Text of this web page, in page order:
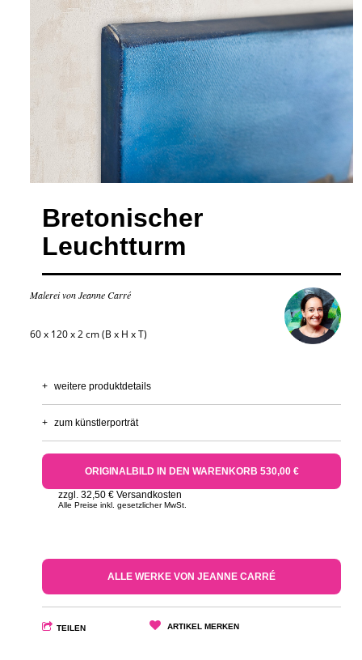
Bretonischer
Leuchtturm
Malerei von Jeanne Carré
60 x 120 x 2 cm (B x H x T)
+ weitere produktdetails
+ zum künstlerporträt
ORIGINALBILD IN DEN WARENKORB 530,00 €
zzgl. 32,50 € Versandkosten
Alle Preise inkl. gesetzlicher MwSt.
ALLE WERKE VON JEANNE CARRÉ
TEILEN ARTIKEL MERKEN